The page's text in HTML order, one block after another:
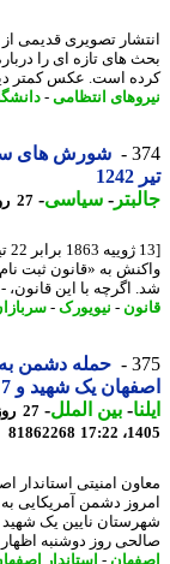
های تازه ای را درباره
است. عکس کمتر دیده
انتظامی-دانشگاه-
-سیاسی-27 روز پیش - دوشنبه 22 تیر 1405، 19:47
اگرچه با این قانون، - ]
-نیویورک- سربازان-
حمله دشمن به
یک شهید و 7 مجروح داشت
-بین الملل-
81862268
امنیتی استاندار
دشمن آمریکایی به یک
روز دوشنبه اظهار
-استاندار اصفهان-